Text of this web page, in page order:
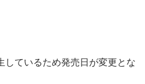
しているため発売日が変更とな